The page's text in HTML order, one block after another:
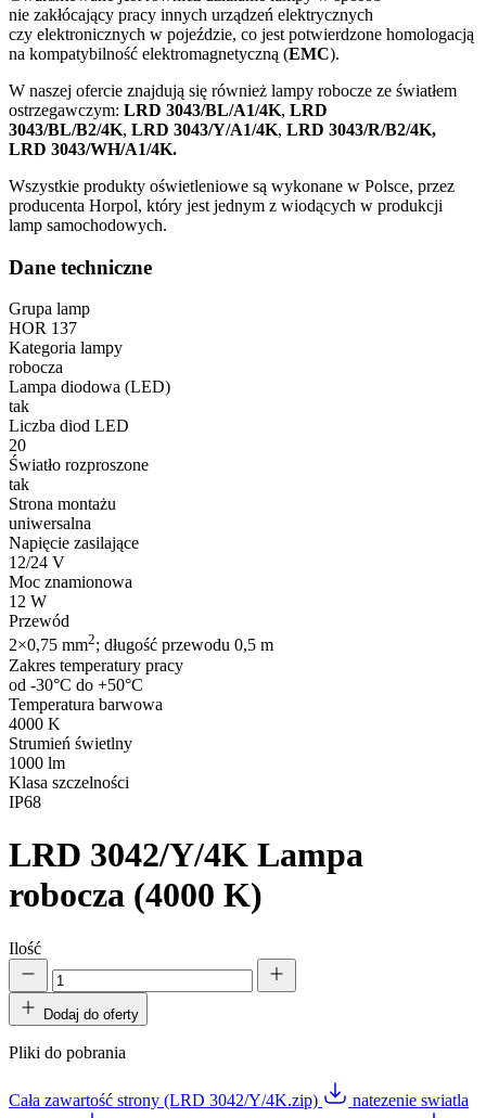
nie zakłócający pracy innych urządzeń elektrycznych
czy elektronicznych w pojeździe, co jest potwierdzone homologacją
na kompatybilność elektromagnetyczną (EMC).
W naszej ofercie znajdują się również lampy robocze ze światłem
ostrzegawczym: LRD 3043/BL/A1/4K, LRD
3043/BL/B2/4K, LRD 3043/Y/A1/4K, LRD 3043/R/B2/4K,
LRD 3043/WH/A1/4K.
Wszystkie produkty oświetleniowe są wykonane w Polsce, przez
producenta Horpol, który jest jednym z wiodących w produkcji
lamp samochodowych.
Dane techniczne
Grupa lamp
HOR 137
Kategoria lampy
robocza
Lampa diodowa (LED)
tak
Liczba diod LED
20
Światło rozproszone
tak
Strona montażu
uniwersalna
Napięcie zasilające
12/24 V
Moc znamionowa
12 W
Przewód
2×0,75 mm2; długość przewodu 0,5 m
Zakres temperatury pracy
od -30°C do +50°C
Temperatura barwowa
4000 K
Strumień świetlny
1000 lm
Klasa szczelności
IP68
LRD 3042/Y/4K Lampa
robocza (4000 K)
Ilość
Dodaj do oferty
Pliki do pobrania
Cała zawartość strony (LRD 3042/Y/4K.zip) natezenie swiatla